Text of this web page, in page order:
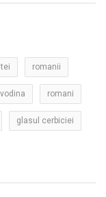
romanii
romani
glasul cerbiciei